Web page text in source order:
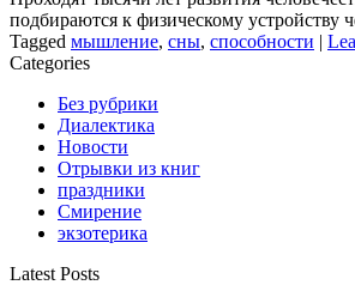
подбираются к физическому устройству
Tagged мышление, сны, способности |
Categories
Без рубрики
Диалектика
Новости
Отрывки из книг
праздники
Смирение
экзотерика
Latest Posts